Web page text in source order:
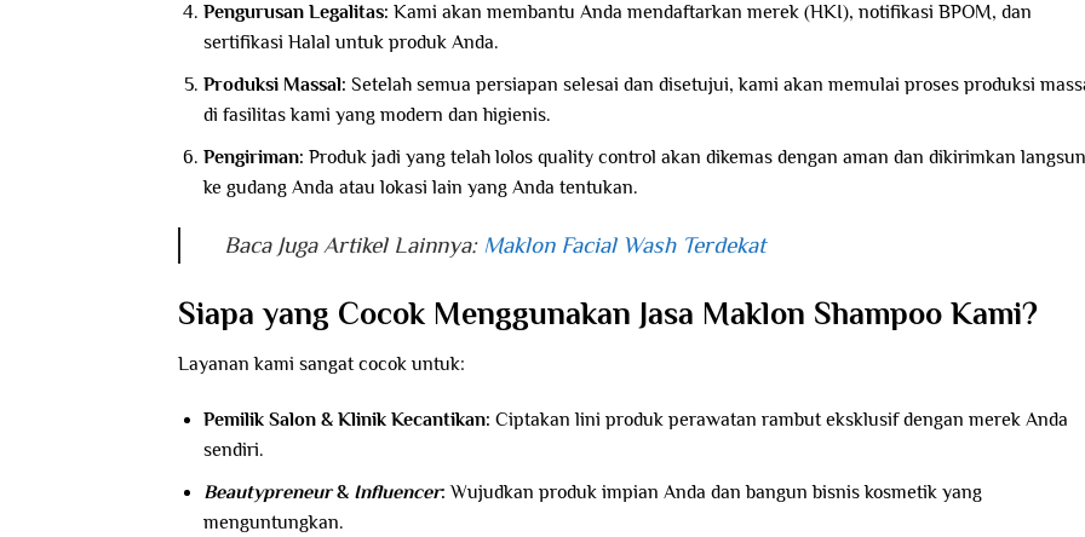
Pengurusan Legalitas: Kami akan membantu Anda mendaftarkan merek (HKI), notifikasi BPOM, dan
sertifikasi Halal untuk produk Anda.
Produksi Massal: Setelah semua persiapan selesai dan disetujui, kami akan memulai proses produksi
di fasilitas kami yang modern dan higienis.
Pengiriman: Produk jadi yang telah lolos quality control akan dikemas dengan aman dan dikirimkan
ke gudang Anda atau lokasi lain yang Anda tentukan.
Baca Juga Artikel Lainnya: Maklon Facial Wash Terdekat
Siapa yang Cocok Menggunakan Jasa Maklon Shampoo Kami?
Layanan kami sangat cocok untuk:
Pemilik Salon & Klinik Kecantikan: Ciptakan lini produk perawatan rambut eksklusif dengan merek Anda
sendiri.
Beautypreneur& Influencer: Wujudkan produk impian Anda dan bangun bisnis kosmetik yang
menguntungkan.